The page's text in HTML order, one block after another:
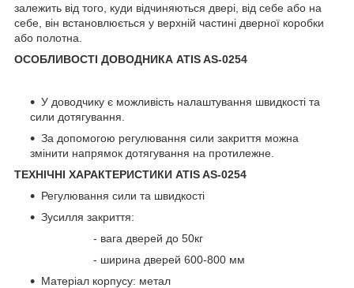
залежить від того, куди відчиняються двері, від себе або на
себе, він встановлюється у верхній частині дверної коробки
або полотна.
ОСОБЛИВОСТІ ДОВОДНИКА ATIS AS-0254
У доводчику є можливість налаштування швидкості та
сили дотягування.
За допомогою регулювання сили закриття можна
змінити напрямок дотягування на протилежне.
ТЕХНІЧНІ ХАРАКТЕРИСТИКИ ATIS AS-0254
Регулювання сили та швидкості
Зусилля закриття:
- вага дверей до 50кг
- ширина дверей 600-800 мм
Матеріал корпусу: метал